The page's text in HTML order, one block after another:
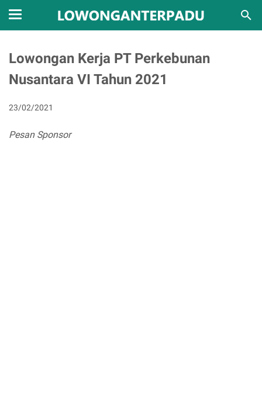
Lowongan Kerja PT Perkebunan
Nusantara VI Tahun 2021
23/02/2021
Pesan Sponsor